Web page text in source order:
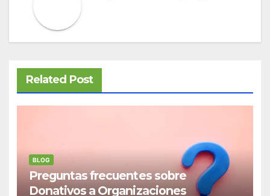
Related Post
BLOG
Preguntas frecuentes sobre
Donativos a Organizaciones